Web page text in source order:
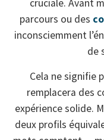
cruciale. Avant
parcours ou des
inconsciemment
de
Cela ne signifie
remplacera des
expérience solide.
deux profils